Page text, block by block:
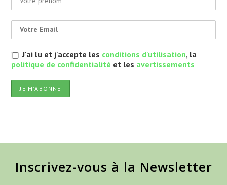
J'ai lu et j'accepte les conditions d'utilisation, la
politique de confidentialité et les avertissements
Inscrivez-vous à la Newsletter